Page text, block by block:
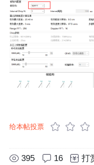
给本帖投票
395 16 打